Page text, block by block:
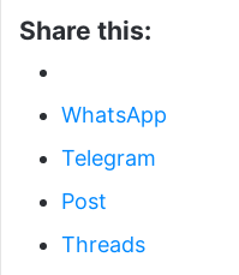
Share this:
WhatsApp
Telegram
Post
Threads